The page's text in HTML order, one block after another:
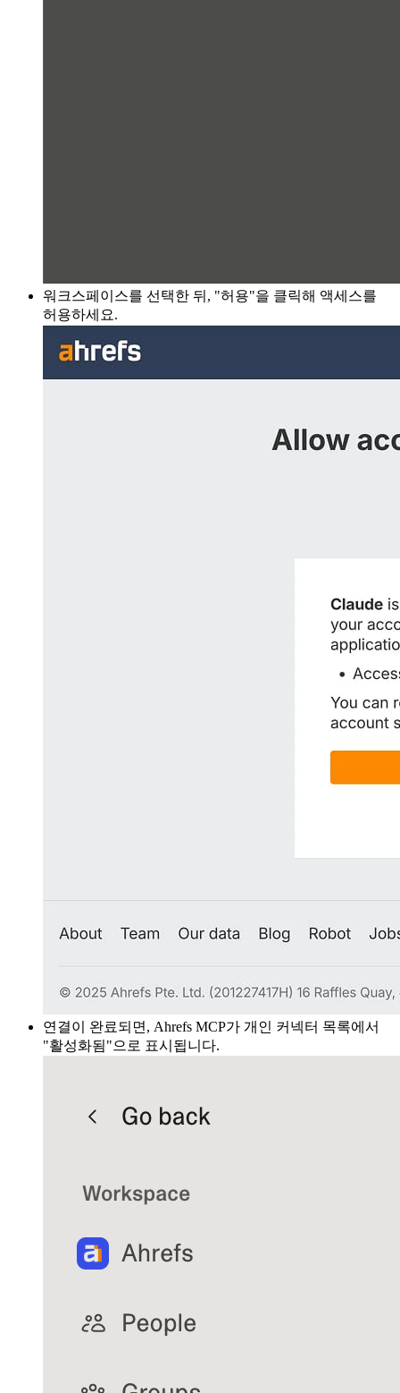
워크스페이스를 선택한 뒤, "허용"을 클릭해 액세스를
허용하세요.
연결이 완료되면, Ahrefs MCP가 개인 커넥터 목록에서
"활성화됨"으로 표시됩니다.